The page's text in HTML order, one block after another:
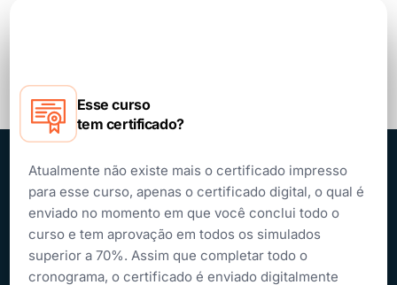
Esse curso
tem certificado?
Atualmente não existe mais o certificado impresso
para esse curso, apenas o certificado digital, o qual é
enviado no momento em que você conclui todo o
curso e tem aprovação em todos os simulados
superior a 70%. Assim que completar todo o
cronograma, o certificado é enviado digitalmente